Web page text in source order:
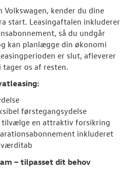
Modeller
ID. Polo
ID.5
Volkswagen, kender du dine
start. Leasingaftalen inkluderer
så du undgår
kan planlægge din økonomi
er slut, afleverer
os af resten.
førstegangsydelse
en attraktiv forsikring
inkluderet
– tilpasset dit behov